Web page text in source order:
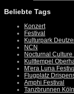
Beliebte Tags
Konzert
Festival
Kulturpark
NCN
Nocturnal Culture
Kulttempel
M'era Luna
Flugplatz
Amphi Festival
Tanzbrunnen Köln